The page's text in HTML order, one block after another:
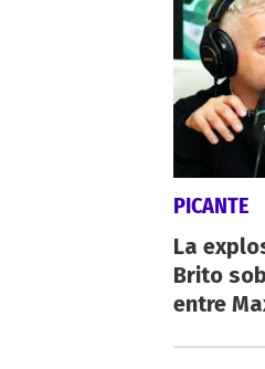
PICANTE
La
Brito
entre